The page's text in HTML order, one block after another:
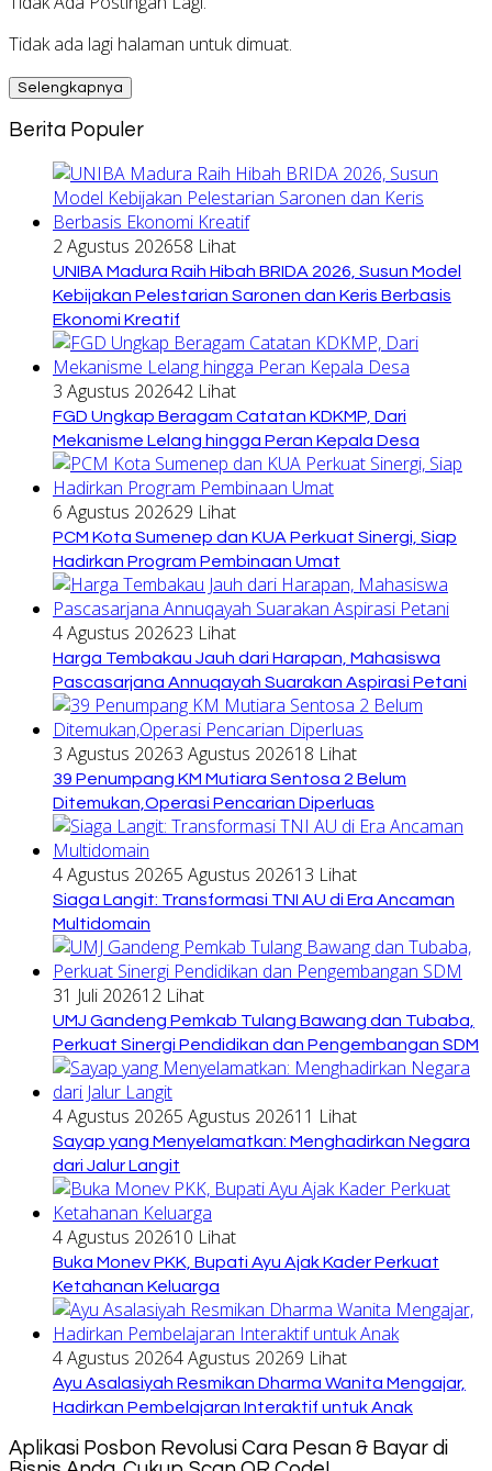
Tidak ada lagi halaman untuk dimuat.
Selengkapnya
Berita Populer
2 Agustus 202658 Lihat
UNIBA Madura Raih Hibah BRIDA 2026, Susun Model
Kebijakan Pelestarian Saronen dan Keris Berbasis
Ekonomi Kreatif
3 Agustus 202642 Lihat
FGD Ungkap Beragam Catatan KDKMP, Dari
Mekanisme Lelang hingga Peran Kepala Desa
6 Agustus 202629 Lihat
PCM Kota Sumenep dan KUA Perkuat Sinergi, Siap
Hadirkan Program Pembinaan Umat
4 Agustus 202623 Lihat
Harga Tembakau Jauh dari Harapan, Mahasiswa
Pascasarjana Annuqayah Suarakan Aspirasi Petani
3 Agustus 20263 Agustus 202618 Lihat
39 Penumpang KM Mutiara Sentosa 2 Belum
Ditemukan,Operasi Pencarian Diperluas
4 Agustus 20265 Agustus 202613 Lihat
Siaga Langit: Transformasi TNI AU di Era Ancaman
Multidomain
31 Juli 202612 Lihat
UMJ Gandeng Pemkab Tulang Bawang dan Tubaba,
Perkuat Sinergi Pendidikan dan Pengembangan SDM
4 Agustus 20265 Agustus 202611 Lihat
Sayap yang Menyelamatkan: Menghadirkan Negara
dari Jalur Langit
4 Agustus 202610 Lihat
Buka Monev PKK, Bupati Ayu Ajak Kader Perkuat
Ketahanan Keluarga
4 Agustus 20264 Agustus 20269 Lihat
Ayu Asalasiyah Resmikan Dharma Wanita Mengajar,
Hadirkan Pembelajaran Interaktif untuk Anak
Aplikasi Posbon Revolusi Cara Pesan & Bayar di